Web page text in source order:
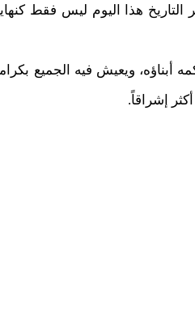
هذا اليوم ليس فقط
أبناؤه، ويعيش فيه الجميع
إشراقاً.